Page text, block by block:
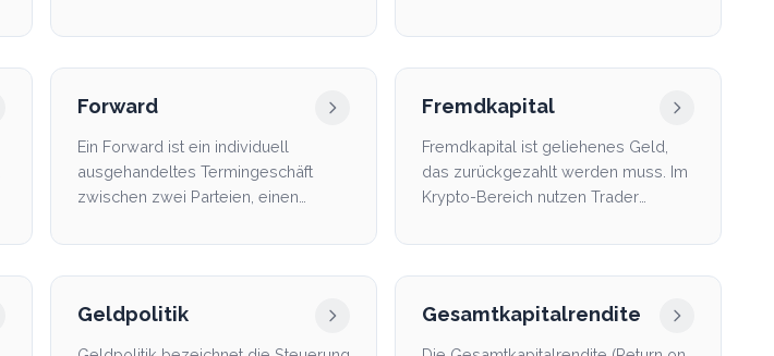
Forward
Ein Forward ist ein individuell
ausgehandeltes Termingeschäft
zwischen zwei Parteien, einen
Fremdkapital
Fremdkapital ist geliehenes Geld,
das zurückgezahlt werden muss. Im
Krypto-Bereich nutzen Trader
Geldpolitik Gesamtkapitalrendite